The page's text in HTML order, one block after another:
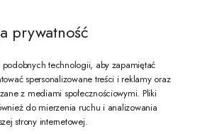
zeccoro.pl Gdy zapiszesz się do naszego
prywatność
technologii, aby zapamiętać
spersonalizowane treści i reklamy oraz
z mediami społecznościowymi. Pliki
do mierzenia ruchu i analizowania
strony internetowej.